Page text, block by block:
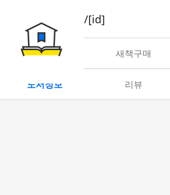
book/rent/[id]
대여 새책구매
도서정보 리뷰